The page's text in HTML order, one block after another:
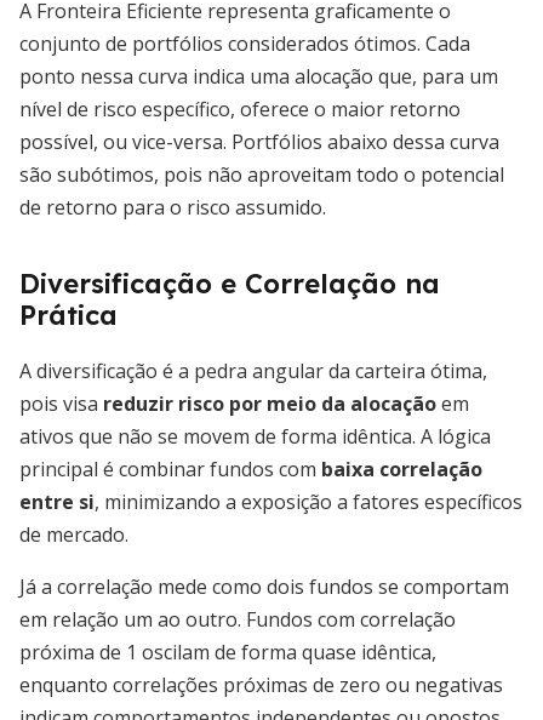
A Fronteira Eficiente representa graficamente o
conjunto de portfólios considerados ótimos. Cada
ponto nessa curva indica uma alocação que, para um
nível de risco específico, oferece o maior retorno
possível, ou vice-versa. Portfólios abaixo dessa curva
são subótimos, pois não aproveitam todo o potencial
de retorno para o risco assumido.
Diversificação e Correlação na
Prática
A diversificação é a pedra angular da carteira ótima,
pois visa reduzir risco por meio da alocaçãoem
ativos que não se movem de forma idêntica. A lógica
principal é combinar fundos com baixa correlação
entre si, minimizando a exposição a fatores específicos
de mercado.
Já a correlação mede como dois fundos se comportam
em relação um ao outro. Fundos com correlação
próxima de 1 oscilam de forma quase idêntica,
enquanto correlações próximas de zero ou negativas